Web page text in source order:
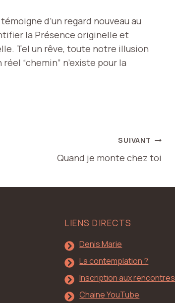
d’un regard nouveau au
la Présence originelle et
Tel un rêve, toute notre illusion
“chemin” n’existe pour la
SUIVANT
Quand je monte chez toi
LIENS DIRECTS
Denis Marie
La contemplation ?
Inscription aux rencontres
Chaine YouTube